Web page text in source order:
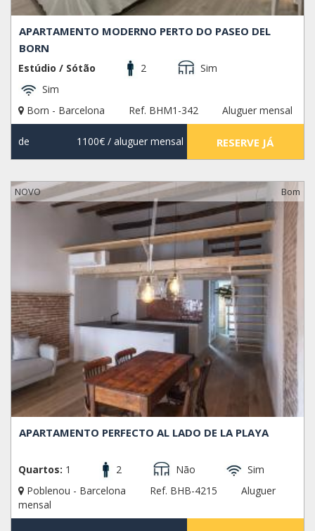
APARTAMENTO MODERNO PERTO DO PASEO DEL
BORN
Estúdio / Sótão 2
Sim
Sim
Born - Barcelona
Ref. BHM1-342 Aluguer mensal
de 1100€/ aluguer mensal RESERVE JÁ
NOVO Bom
APARTAMENTO PERFECTO AL LADO DE LA PLAYA
Quartos: 1 2 Não
Sim
Poblenou - Barcelona
Ref. BHB-4215
Aluguer
mensal